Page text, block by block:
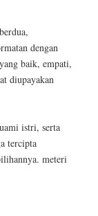
dengan
baik, empati,
diupayakan
istri, serta
tercipta
meteri